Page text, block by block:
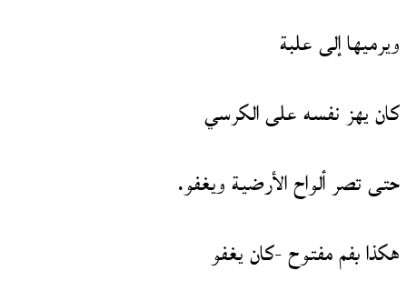
ويرميها إلى علبة
كان يهز نفسه على الكرسي
حتى تصر ألواح الأرضية ويغفو.
هكذا بفم مفتوح -كان يغفو